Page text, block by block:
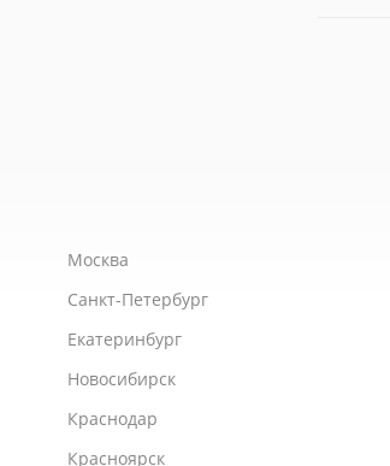
Москва
Санкт-Петербург
Екатеринбург
Новосибирск
Краснодар
Красноярск